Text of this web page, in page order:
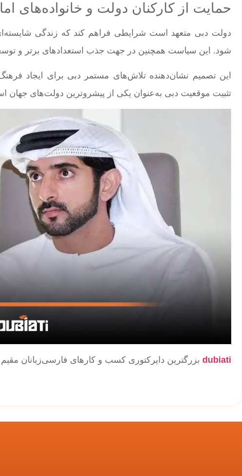
حمایت از کارکنان دولت و خانواده‌های
دولت دبی متعهد است شرایطی فراهم کند که زندگی
شود. این سیاست همچنین در جهت جذب استعدادهای برتر و
این تصمیم نشان‌دهنده تلاش‌های مستمر دبی برای ایجاد
تثبیت موقعیت دبی به‌عنوان یکی از پیشروترین دولت‌های جهان
dubiati بزرگترین دایرکتوری کسب و کارهای فارسی‌زبانان مقیم